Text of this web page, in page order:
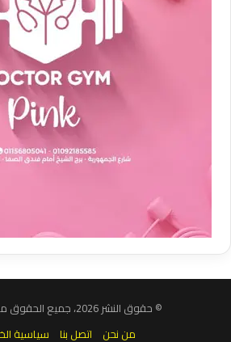
© حقوق النشر 2026، جميع الحقوق محفوظة |
من نحن
اتصل بنا سياسية